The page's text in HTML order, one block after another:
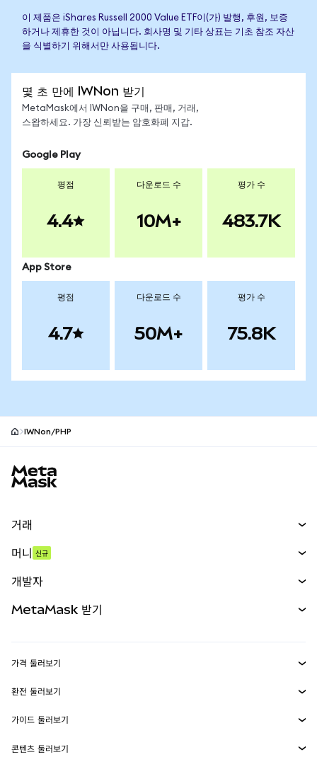
이 제품은 iShares Russell 2000 Value ETF이(가) 발행, 후원, 보증
하거나 제휴한 것이 아닙니다. 회사명 및 기타 상표는 기초 참조 자산
을 식별하기 위해서만 사용됩니다.
몇 초 만에 IWNon 받기
MetaMask에서 IWNon을 구매, 판매, 거래,
스왑하세요. 가장 신뢰받는 암호화폐 지갑.
Google Play
평점
4.4
다운로드 수
10M+
평가 수
483.7K
App Store
평점
4.7
다운로드 수
50M+
평가 수
75.8K
IWNon/PHP
거래
무기한 선물
실물자산
머니 신규
개발자
MetaMask Connect
Snaps
웹3 서비스
MetaMask 받기
보안
고객 지원
가격 둘러보기
이더리움 가격
솔라나 가격
환전 둘러보기
ETH를 USD로 환전
USDT를 INR로 환전
가이드 둘러보기
ETH 매수
콘텐츠 둘러보기